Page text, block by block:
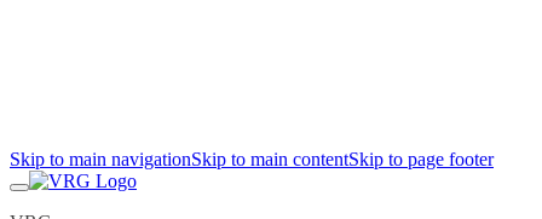
Skip to main navigationSkip to main contentSkip to page footer